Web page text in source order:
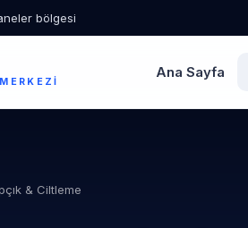
bölgesi
Ana Sayfa
& Ciltleme